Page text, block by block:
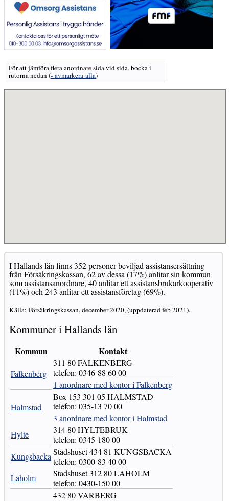
För att jämföra flera anordnare sida vid sida, bocka i
rutorna nedan(- avmarkera alla)
I Hallands län finns 352 personer beviljad assistansersättning
från Försäkringskassan, 62 av dessa (17%) anlitar sin kommun
som assistansanordnare, 40 anlitar ett assistansbrukarkooperativ
(11%) och 243 anlitar ett assistansföretag (69%).
Källa: Försäkringskassan, december 2020, (uppdaterad feb 2021).
Kommuner i Hallands län
Kommun Kontakt
Falkenberg
311 80 FALKENBERG
telefon: 0346-88 60 00
1 anordnare med kontor i Falkenberg
Halmstad
Box 153 301 05 HALMSTAD
telefon: 035-13 70 00
3 anordnare med kontor i Halmstad
Hylte
314 80 HYLTEBRUK
telefon: 0345-180 00
Kungsbacka Stadshuset 434 81 KUNGSBACKA
telefon: 0300-83 40 00
Laholm
Stadshuset 312 80 LAHOLM
telefon: 0430-150 00
432 80 VARBERG